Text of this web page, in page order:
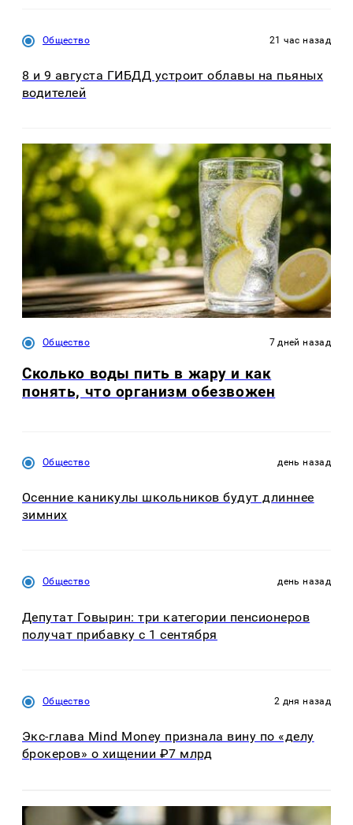
Общество 21 час назад
8 и 9 августа ГИБДД устроит облавы на пьяных
водителей
Общество 7 дней назад
Сколько воды пить в жару и как
понять, что организм обезвожен
Общество день назад
Осенние каникулы школьников будут длиннее
зимних
Общество день назад
Депутат Говырин: три категории пенсионеров
получат прибавку с 1 сентября
Общество 2 дня назад
Экс-глава Mind Money признала вину по «делу
брокеров» о хищении ₽7 млрд